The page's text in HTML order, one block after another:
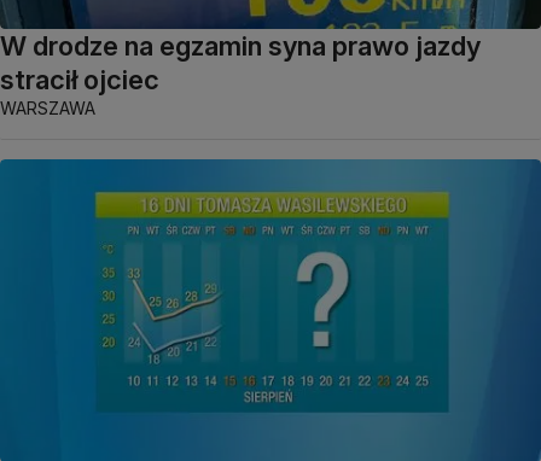
W drodze na egzamin syna prawo jazdy
stracił ojciec
WARSZAWA